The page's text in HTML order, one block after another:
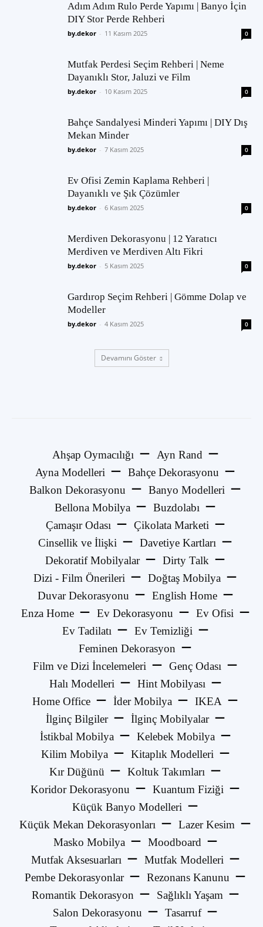
Adım Adım Rulo Perde Yapımı | Banyo İçin
DIY Stor Perde Rehberi
by.dekor - 11 Kasım 2025 0
Mutfak Perdesi Seçim Rehberi | Neme
Dayanıklı Stor, Jaluzi ve Film
by.dekor - 10 Kasım 2025 0
Bahçe Sandalyesi Minderi Yapımı | DIY Dış
Mekan Minder
by.dekor - 7 Kasım 2025 0
Ev Ofisi Zemin Kaplama Rehberi |
Dayanıklı ve Şık Çözümler
by.dekor - 6 Kasım 2025 0
Merdiven Dekorasyonu | 12 Yaratıcı
Merdiven ve Merdiven Altı Fikri
by.dekor - 5 Kasım 2025 0
Gardırop Seçim Rehberi | Gömme Dolap ve
Modeller
by.dekor - 4 Kasım 2025 0
Devamını Göster
Ahşap Oymacılığı
Ayn Rand
Ayna Modelleri
Bahçe Dekorasyonu
Balkon Dekorasyonu
Banyo Modelleri
Bellona Mobilya
Buzdolabı
Çamaşır Odası
Çikolata Marketi
Cinsellik ve İlişki
Davetiye Kartları
Dekoratif Mobilyalar
Dirty Talk
Dizi - Film Önerileri
Doğtaş Mobilya
Duvar Dekorasyonu
English Home
Enza Home
Ev Dekorasyonu
Ev Ofisi
Ev Tadilatı
Ev Temizliği
Feminen Dekorasyon
Film ve Dizi İncelemeleri
Genç Odası
Halı Modelleri
Hint Mobilyası
Home Office
İder Mobilya
IKEA
İlginç Bilgiler
İlginç Mobilyalar
İstikbal Mobilya
Kelebek Mobilya
Kilim Mobilya
Kitaplık Modelleri
Kır Düğünü
Koltuk Takımları
Koridor Dekorasyonu
Kuantum Fiziği
Küçük Banyo Modelleri
Küçük Mekan Dekorasyonları
Lazer Kesim
Masko Mobilya
Moodboard
Mutfak Aksesuarları
Mutfak Modelleri
Pembe Dekorasyonlar
Rezonans Kanunu
Romantik Dekorasyon
Sağlıklı Yaşam
Salon Dekorasyonu
Tasarruf